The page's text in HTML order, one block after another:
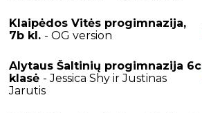
Klaipėdos Vitės progimnazija,
7b kl. - OG version
Alytaus Šaltinių progimnazija 6c
klasė - Jessica Shy ir Justinas
Jarutis